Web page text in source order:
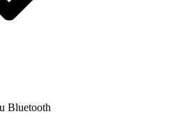
Bluetooth